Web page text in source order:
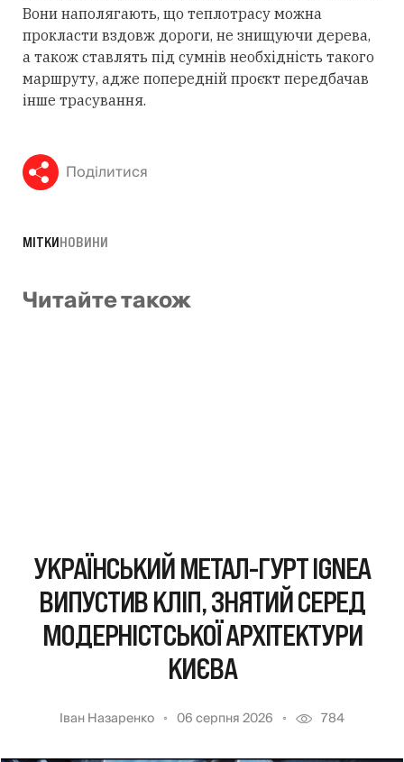
Вони наполягають, що теплотрасу можна
прокласти вздовж дороги, не знищуючи дерева,
а також ставлять під сумнів необхідність такого
маршруту, адже попередній проєкт передбачав
інше трасування.
Поділитися
МІТКИНОВИНИ
Читайте також
УКРАЇНСЬКИЙ МЕТАЛ-ГУРТ IGNEA
ВИПУСТИВ КЛІП, ЗНЯТИЙ СЕРЕД
МОДЕРНІСТСЬКОЇ АРХІТЕКТУРИ
КИЄВА
Іван Назаренко 06 серпня 2026 784